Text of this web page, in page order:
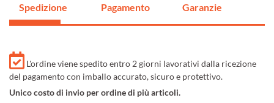
Spedizione Pagamento Garanzie
L'ordine viene spedito entro 2 giorni lavorativi dalla ricezione
del pagamento con imballo accurato, sicuro e protettivo.
Unico costo di invio per ordine di più articoli.